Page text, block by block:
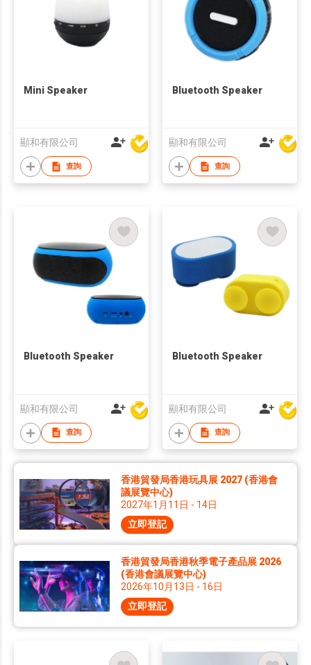
Mini Speaker
顯和有限公司
查詢
Bluetooth Speaker
顯和有限公司
查詢
Bluetooth Speaker
顯和有限公司
查詢
Bluetooth Speaker
顯和有限公司
查詢
香港貿發局香港玩具展 2027 (香港會
議展覽中心)
2027年1月11日 - 14日
立即登記
香港貿發局香港秋季電子產品展 2026
(香港會議展覽中心)
2026年10月13日 - 16日
立即登記